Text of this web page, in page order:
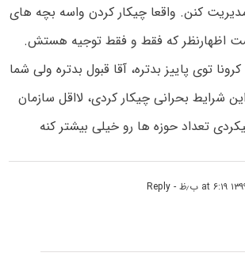
کنن. واقعا چیکار کردن واسه بچه های
اظهارنظر که فقط و فقط توجیه هستش.
توی پاییز بدتره، آقا قبول بدتره ولی شما
شرایط بحرانی چیکار کردی، لااقل سازمان
تعداد حوزه ها رو خیلی بیشتر کنه
- Reply